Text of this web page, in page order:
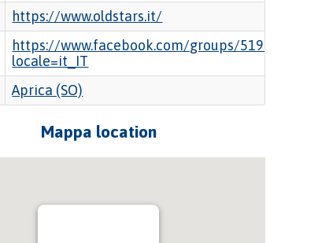
https://www.oldstars.it/
https://www.facebook.com/groups/
locale=it_IT
Aprica (SO)
Mappa location